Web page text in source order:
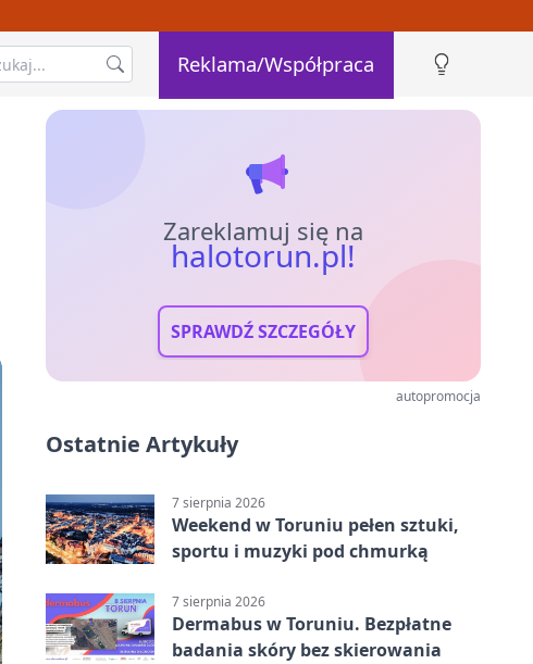
Reklama/Współpraca
Zareklamuj się na
halotorun.pl!
SPRAWDŹ SZCZEGÓŁY
autopromocja
Ostatnie Artykuły
7 sierpnia 2026
Weekend w Toruniu pełen sztuki,
sportu i muzyki pod chmurką
7 sierpnia 2026
Dermabus w Toruniu. Bezpłatne
badania skóry bez skierowania